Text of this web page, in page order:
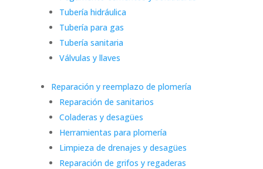
Tubería hidráulica
Tubería para gas
Tubería sanitaria
Válvulas y llaves
Reparación y reemplazo de plomería
Reparación de sanitarios
Coladeras y desagües
Herramientas para plomería
Limpieza de drenajes y desagües
Reparación de grifos y regaderas